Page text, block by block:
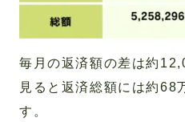
毎月の返済額の差は約
見ると返済総額には約68
す。